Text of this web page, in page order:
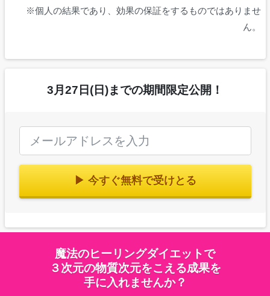
※個人の結果であり、効果の保証をするものではありませ
ん。
3月27日(日)までの期間限定公開！
▶ 今すぐ無料で受けとる
魔法のヒーリングダイエットで
３次元の物質次元をこえる成果を
手に入れませんか？